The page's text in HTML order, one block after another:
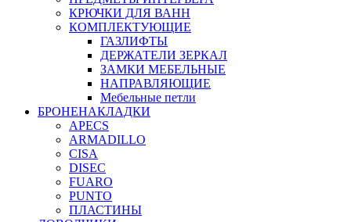
КРЮЧКИ ДЛЯ ВАНН
КОМПЛЕКТУЮЩИЕ
ГАЗЛИФТЫ
ДЕРЖАТЕЛИ ЗЕРКАЛ
ЗАМКИ МЕБЕЛЬНЫЕ
НАПРАВЛЯЮЩИЕ
Мебельные петли
БРОНЕНАКЛАДКИ
APECS
ARMADILLO
CISA
DISEC
FUARO
PUNTO
ПЛАСТИНЫ